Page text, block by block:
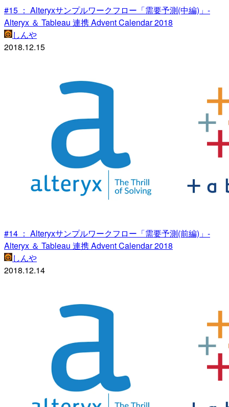
#15 ： Alteryxサンプルワークフロー「需要予測(中編)」-
Alteryx ＆ Tableau 連携 Advent Calendar 2018
しんや
2018.12.15
#14 ： Alteryxサンプルワークフロー「需要予測(前編)」-
Alteryx ＆ Tableau 連携 Advent Calendar 2018
しんや
2018.12.14